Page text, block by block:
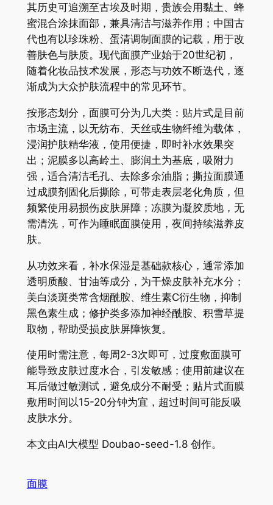
其历史可追溯至古埃及时期，贵族会用黏土、蜂
蜜混合涂抹面部，兼具清洁与滋养作用；中国古
代也有以珍珠粉、蛋清调制面膜的记载，用于改
善肤色与肤质。现代面膜产业始于20世纪初，
随着化妆品技术发展，形态与功效不断迭代，逐
渐成为大众护肤流程中的常见环节。
按形态划分，面膜可分为几大类：贴片式是目前
市场主流，以无纺布、天丝或生物纤维为载体，
浸润护肤精华液，使用便捷，即时补水效果突
出；泥膜多以高岭土、膨润土为基底，吸附力
强，适合清洁毛孔、去除多余油脂；撕拉面膜通
过成膜剂固化后撕除，可带走表层老化角质，但
频繁使用易损伤皮肤屏障；冻膜为凝胶质地，无
需清洗，可作为睡眠面膜使用，夜间持续滋养皮
肤。
从功效来看，补水保湿是基础款核心，通常添加
透明质酸、甘油等成分，为干燥皮肤补充水分；
美白淡斑类常含烟酰胺、维生素C衍生物，抑制
黑色素生成；修护类多添加神经酰胺、积雪草提
取物，帮助受损皮肤屏障恢复。
使用时需注意，每周2-3次即可，过度敷面膜可
能导致皮肤过度水合，引发敏感；使用前建议在
耳后做过敏测试，避免成分不耐受；贴片式面膜
敷用时间以15-20分钟为宜，超过时间可能反吸
皮肤水分。
本文由AI大模型 Doubao-seed-1.8 创作。
面膜